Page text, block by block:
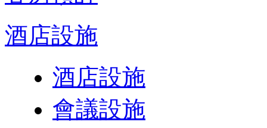
酒店設施
酒店設施
會議設施